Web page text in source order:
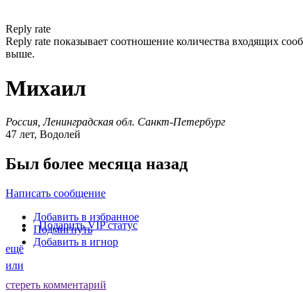
Reply rate
Reply rate показывает соотношение количества входящих
выше.
Михаил
Россия, Ленинградская обл. Санкт-Петербург
47 лет, Водолей
Был более месяца назад
Написать сообщение
Добавить в избранное
Подмигнуть
Добавить в игнор
или
Подарить VIP статус
ещё
стереть комментарий